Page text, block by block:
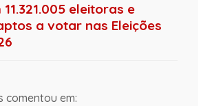
eleitoras e
a votar nas Eleições
comentou em: